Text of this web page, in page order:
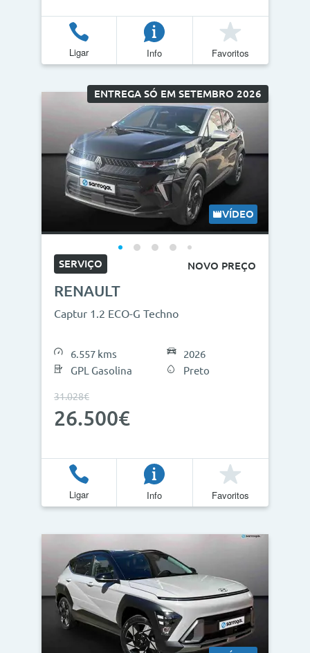
Ligar Info Favoritos
ENTREGA SÓ EM SETEMBRO 2026
VÍDEO
SERVIÇO NOVO PREÇO
RENAULT
Captur 1.2 ECO-G Techno
6.557 kms
GPL Gasolina
2026
Preto
31.028€
26.500€
Ligar Info Favoritos